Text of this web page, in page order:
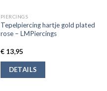
PIERCINGS
Tepelpiercing hartje gold plated
rose – LMPiercings
€13,95
DETAILS